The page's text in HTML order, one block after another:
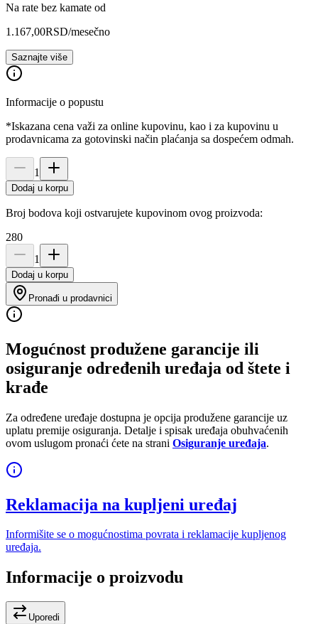
Na rate bez kamate od
1.167,00RSD/mesečno
Saznajte više
Informacije o popustu
*Iskazana cena važi za online kupovinu, kao i za kupovinu u
prodavnicama za gotovinski način plaćanja sa dospećem odmah.
1
Dodaj u korpu
Broj bodova koji ostvarujete kupovinom ovog proizvoda:
280
1
Dodaj u korpu
Pronađi u prodavnici
Mogućnost produžene garancije ili
osiguranje određenih uređaja od štete i
krađe
Za određene uređaje dostupna je opcija produžene garancije uz
uplatu premije osiguranja. Detalje i spisak uređaja obuhvaćenih
ovom uslugom pronaći ćete na strani Osiguranje uređaja.
Reklamacija na kupljeni uređaj
Informišite se o mogućnostima povrata i reklamacije kupljenog
uređaja.
Informacije o proizvodu
Uporedi